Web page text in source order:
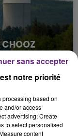
CHOOZ
Une situation
est toujours
notre priorité
based on
and/or access
advertising; Create
to select personalised
content
sans accepter